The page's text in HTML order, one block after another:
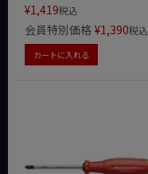
¥1,419税込
会員特別価格 ¥1,390税込
カートに入れる